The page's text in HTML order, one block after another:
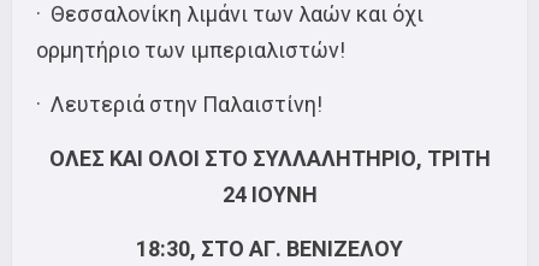
· Θεσσαλονίκη λιμάνι των λαών και όχι
ορμητήριο των ιμπεριαλιστών!
· Λευτεριά στην Παλαιστίνη!
ΟΛΕΣ ΚΑΙ ΟΛΟΙ ΣΤΟ ΣΥΛΛΑΛΗΤΗΡΙΟ, ΤΡΙΤΗ
24 ΙΟΥΝΗ
18:30, ΣΤΟ ΑΓ. ΒΕΝΙΖΕΛΟΥ